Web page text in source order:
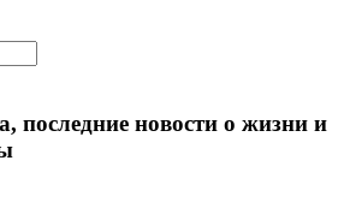
последние новости о жизни и